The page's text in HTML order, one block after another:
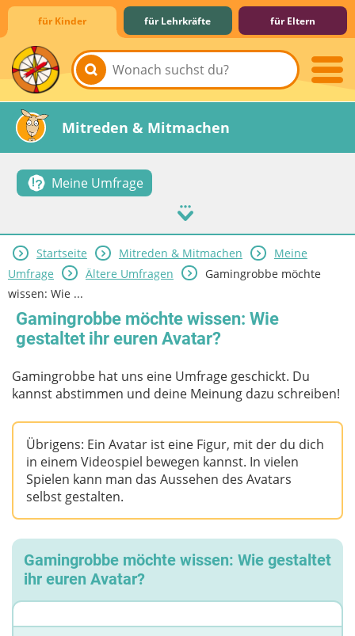
für Kinder für Lehrkräfte für Eltern
Lernen & Schule
Hobby & Freizeit
Spiel & Spaß
Mitreden & Mitmachen
Meine Umfrage
Startseite Mitreden & Mitmachen
Meine
Umfrage
Ältere Umfragen
Gamingrobbe möchte
wissen: Wie ...
Gamingrobbe möchte wissen: Wie
gestaltet ihr euren Avatar?
Gamingrobbe hat uns eine Umfrage geschickt. Du
kannst abstimmen und deine Meinung dazu schreiben!
Übrigens: Ein Avatar ist eine Figur, mit der du dich
in einem Videospiel bewegen kannst. In vielen
Spielen kann man das Aussehen des Avatars
selbst gestalten.
Gamingrobbe möchte wissen: Wie gestaltet
ihr euren Avatar?